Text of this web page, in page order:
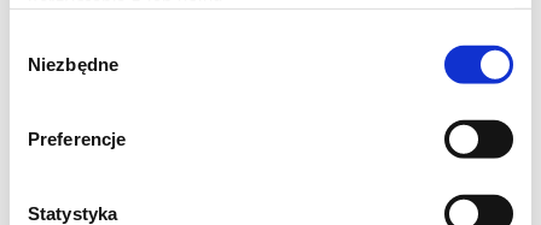
zgody
Niezbędne
Preferencje
Statystyka